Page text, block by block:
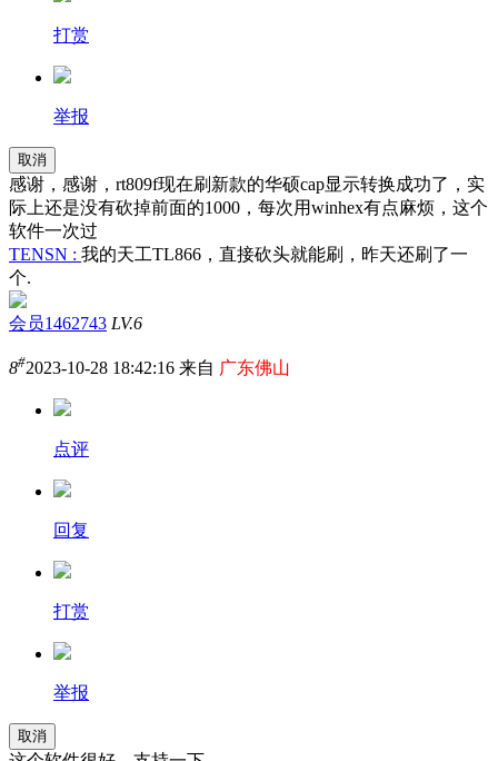
打赏
举报
取消
感谢，感谢，rt809f现在刷新款的华硕cap显示转换成功了，实
际上还是没有砍掉前面的1000，每次用winhex有点麻烦，这个
软件一次过
TENSN : 我的天工TL866，直接砍头就能刷，昨天还刷了一
个.
会员1462743 LV.6
8#2023-10-28 18:42:16 来自 广东佛山
点评
回复
打赏
举报
取消